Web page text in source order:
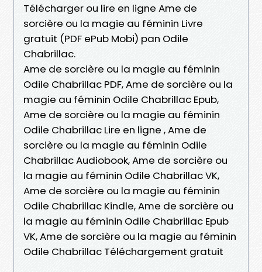
Télécharger ou lire en ligne Ame de
sorcière ou la magie au féminin Livre
gratuit (PDF ePub Mobi) pan Odile
Chabrillac.
Ame de sorcière ou la magie au féminin
Odile Chabrillac PDF, Ame de sorcière ou la
magie au féminin Odile Chabrillac Epub,
Ame de sorcière ou la magie au féminin
Odile Chabrillac Lire en ligne , Ame de
sorcière ou la magie au féminin Odile
Chabrillac Audiobook, Ame de sorcière ou
la magie au féminin Odile Chabrillac VK,
Ame de sorcière ou la magie au féminin
Odile Chabrillac Kindle, Ame de sorcière ou
la magie au féminin Odile Chabrillac Epub
VK, Ame de sorcière ou la magie au féminin
Odile Chabrillac Téléchargement gratuit